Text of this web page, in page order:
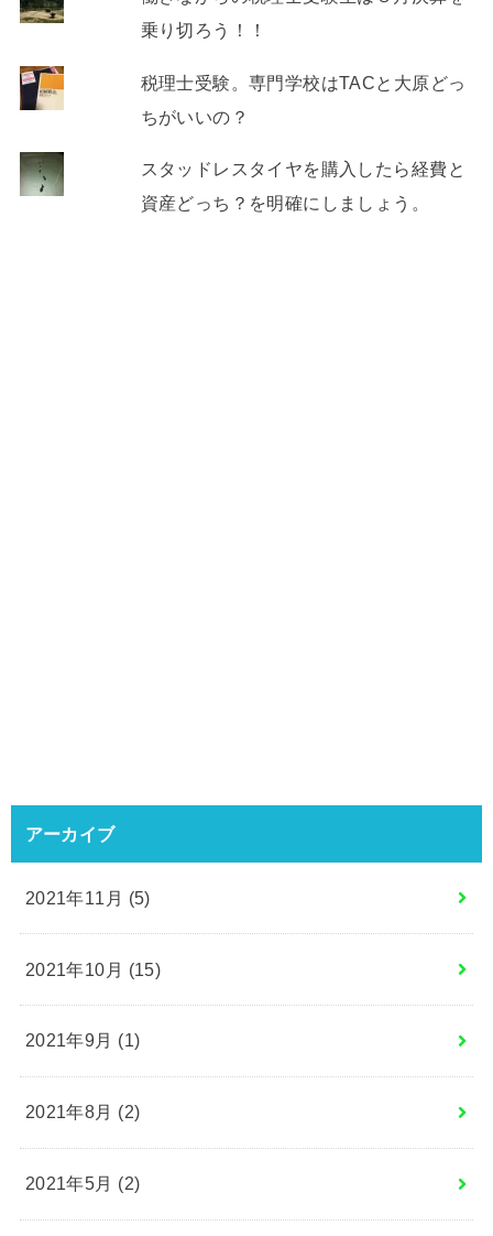
乗り切ろう！！
税理士受験。専門学校はTACと大原どっ
ちがいいの？
スタッドレスタイヤを購入したら経費と
資産どっち？を明確にしましょう。
アーカイブ
2021年11月 (5)
2021年10月 (15)
2021年9月 (1)
2021年8月 (2)
2021年5月 (2)